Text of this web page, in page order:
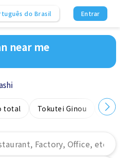
do Brasil Entrar
near me
total Tokutei Ginou